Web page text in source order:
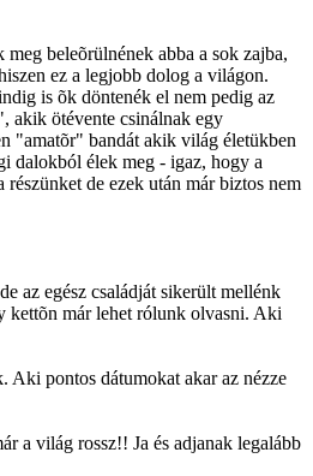
beleõrülnének abba a sok zajba,
ez a legjobb dolog a világon.
is õk döntenék el nem pedig az
akik ötévente csinálnak egy
"amatõr" bandát akik világ életükben
dalokból élek meg - igaz, hogy a
de ezek után már biztos nem
az egész családját sikerült mellénk
kettõn már lehet rólunk olvasni. Aki
pontos dátumokat akar az nézze
a világ rossz!! Ja és adjanak legalább